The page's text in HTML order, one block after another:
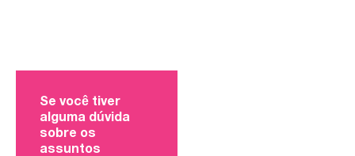
Se você tiver
alguma dúvida
sobre os
assuntos